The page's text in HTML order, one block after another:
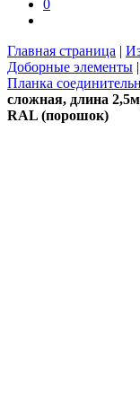
0
Главная страница |
Доборные элементы |
Планка
сложная, длина
RAL (порошок)